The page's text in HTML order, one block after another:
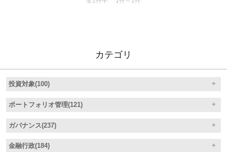
カテゴリ
投資対象(100)
ポートフォリオ管理(121)
ガバナンス(237)
金融行政(184)